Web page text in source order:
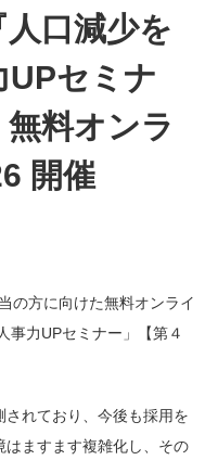
口減少を
UPセミナ
料オンラ
開催
の方に向けた無料オンライ
事力UPセミナー」【第４
れており、今後も採用を
はますます複雑化し、その